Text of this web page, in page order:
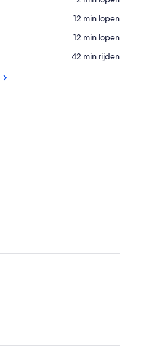
‪12 min lopen‬
‪12 min lopen‬
‪42 min rijden‬